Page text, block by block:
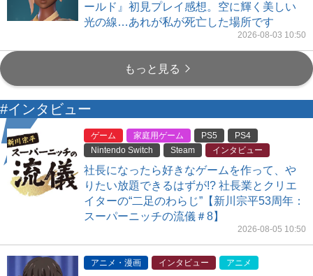
ールド』初見プレイ感想。空に輝く美しい
光の線…あれが私が死亡した場所です
2026-08-03 10:50
もっと見る
#インタビュー
ゲーム 家庭用ゲーム PS5
PS4
Nintendo Switch
Steam インタビュー
社長になったら好きなゲームを作って、や
りたい放題できるはずが!? 社長業とクリエ
イターの“二足のわらじ”【新川宗平53周年：
スーパーニッチの流儀＃8】
2026-08-05 10:50
アニメ・漫画 インタビュー アニメ